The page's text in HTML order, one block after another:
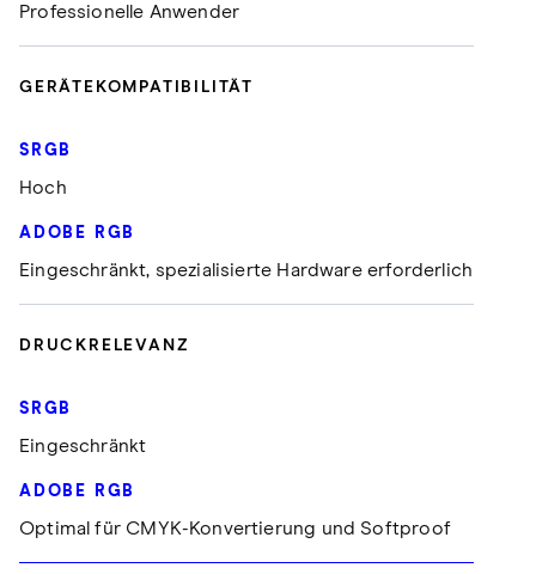
Professionelle Anwender
GERÄTEKOMPATIBILITÄT
Hoch
Eingeschränkt, spezialisierte Hardware erforderlich
DRUCKRELEVANZ
Eingeschränkt
Optimal für CMYK-Konvertierung und Softproof